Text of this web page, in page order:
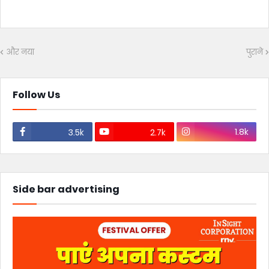
और नया पुराने
Follow Us
3.5k 2.7k 1.8k
Side bar advertising